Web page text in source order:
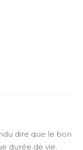
dire que le bon
durée de vie.